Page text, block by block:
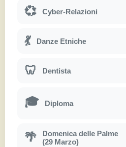
💞 Cyber-Relazioni
💃 Danze Etniche
🦷 Dentista
🎓 Diploma
🌴
Domenica delle Palme
(29 Marzo)